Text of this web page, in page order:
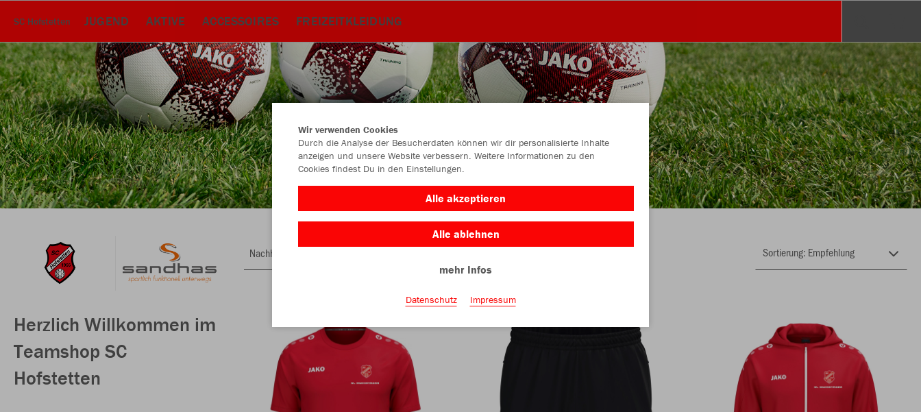
SC Hofstetten JUGEND AKTIVE ACCESSOIRES FREIZEITKLEIDUNG
Herzlich Willkommen im
Teamshop SC
Hofstetten
Nachhaltig
Wir verwenden Cookies
Durch die Analyse der Besucherdaten können wir dir personalisierte Inhalte
anzeigen und unsere Website verbessern. Weitere Informationen zu den
Cookies findest Du in den Einstellungen.
Alle akzeptieren
Alle ablehnen
mehr Infos
Datenschutz Impressum